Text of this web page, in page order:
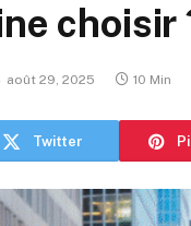
choisir
août 29, 2025 10 Min
Twitter